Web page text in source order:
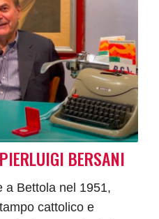
BERSANI
a Bettola nel 1951,
cattolico e